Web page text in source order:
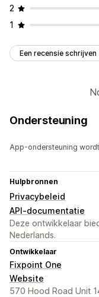
2
1
Een recensie schrijven
Ondersteuning
App-ondersteuning
Hulpbronnen
Privacybeleid
API-documentatie
Deze ontwikkelaar
Nederlands.
Ontwikkelaar
Fixpoint One
Website
570 Hood Road Unit